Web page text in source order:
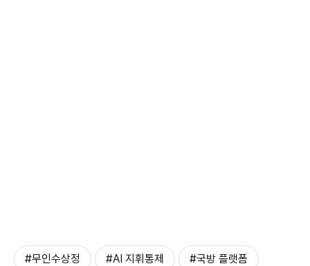
#무인수상정 #AI 지휘통제 #국방 플랫폼